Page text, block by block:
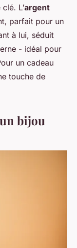
L’argent
parfait pour un
à lui, séduit
- idéal pour
un cadeau
touche de
bijou